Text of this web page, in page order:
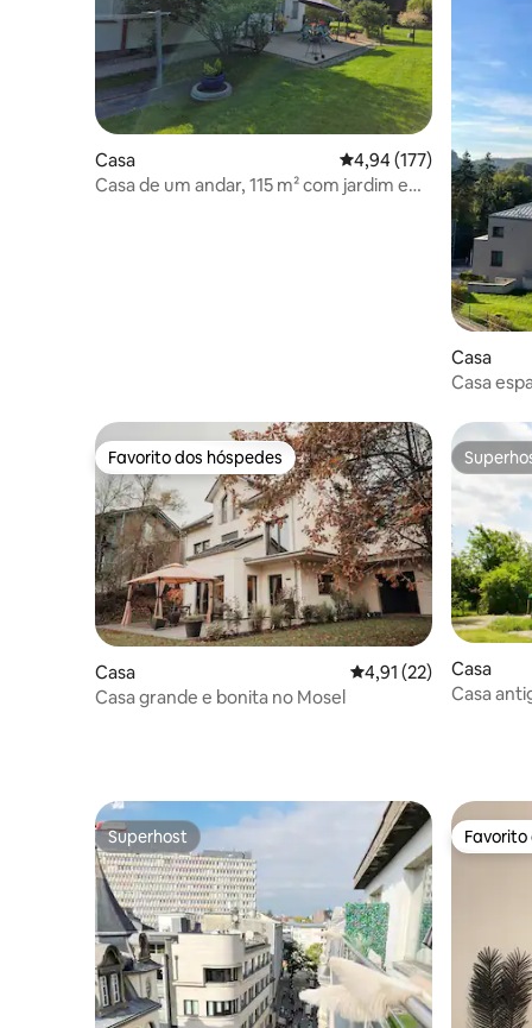
Casa Classificação média de
4,94 (177)
Casa de um andar, 115 m² com jardim e
Casa
Casa
Favorito dos hóspedes
Favorito dos hóspedes
Casa Classificação média
4,91 (22)
Casa grande e bonita no Mosel
Casa
Casa
Superhost
Superhost Favorito
Favorito